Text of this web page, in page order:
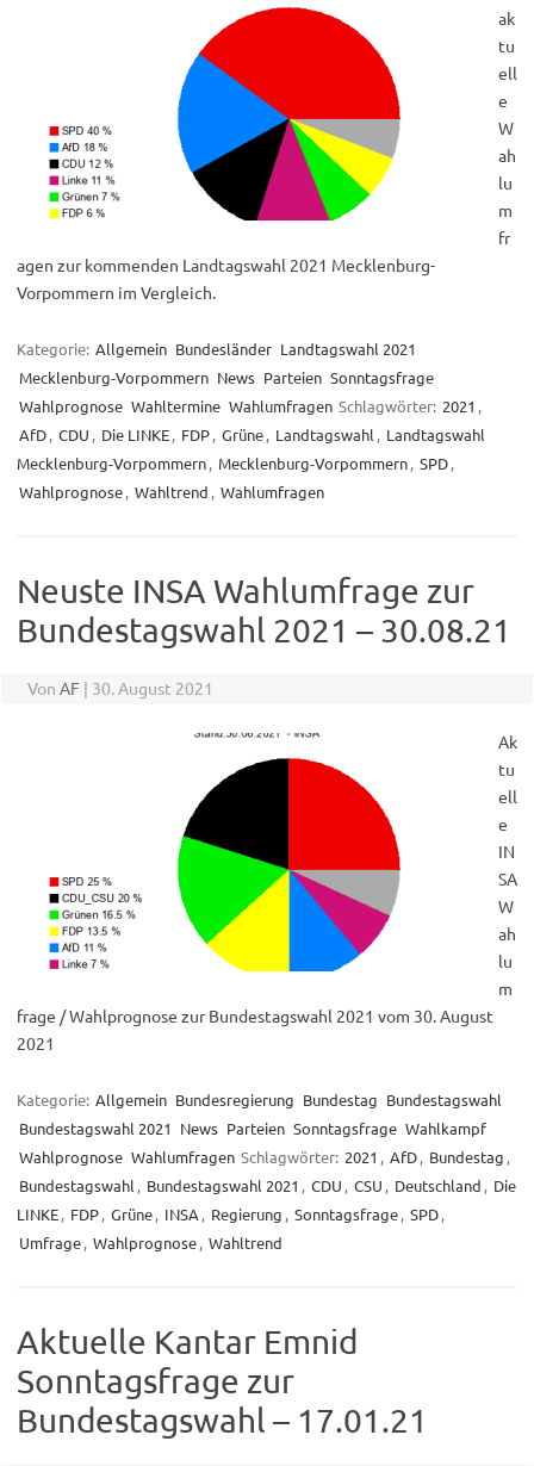
ak
tu
ell
e
W
ah
lu
m
fr
agen zur kommenden Landtagswahl 2021 Mecklenburg-
Vorpommern im Vergleich.
Kategorie: Allgemein Bundesländer Landtagswahl 2021
Mecklenburg-Vorpommern News Parteien Sonntagsfrage
Wahlprognose Wahltermine Wahlumfragen Schlagwörter: 2021 ,
AfD, CDU , Die LINKE, FDP, Grüne, Landtagswahl , Landtagswahl
Mecklenburg-Vorpommern, Mecklenburg-Vorpommern, SPD,
Wahlprognose, Wahltrend , Wahlumfragen
Neuste INSA Wahlumfrage zur
Bundestagswahl 2021 – 30.08.21
Von AF | 30. August 2021
Ak
tu
ell
e
IN
SA
W
ah
lu
m
frage / Wahlprognose zur Bundestagswahl 2021 vom 30. August
2021
Kategorie: Allgemein Bundesregierung Bundestag Bundestagswahl
Bundestagswahl 2021 News Parteien Sonntagsfrage Wahlkampf
Wahlprognose Wahlumfragen Schlagwörter: 2021 , AfD, Bundestag ,
Bundestagswahl , Bundestagswahl 2021 , CDU , CSU , Deutschland , Die
LINKE, FDP, Grüne, INSA , Regierung , Sonntagsfrage, SPD,
Umfrage, Wahlprognose, Wahltrend
Aktuelle Kantar Emnid
Sonntagsfrage zur
Bundestagswahl – 17.01.21